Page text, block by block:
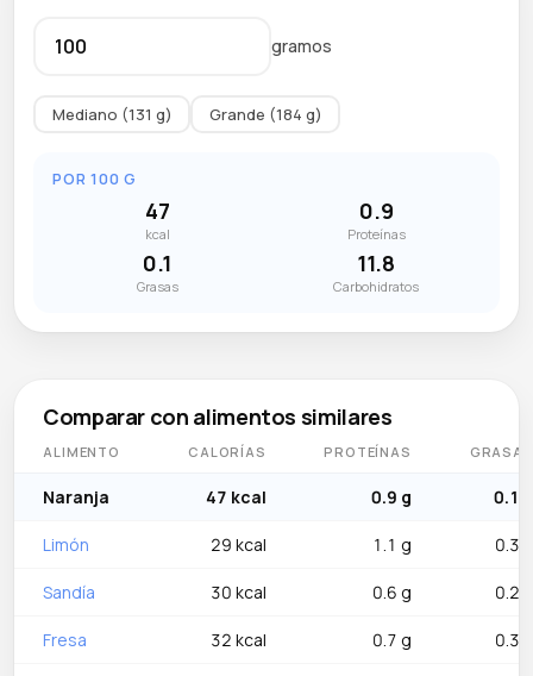
gramos
Mediano (131 g) Grande (184 g)
POR 100 G
47
kcal
0.9
Proteínas
0.1
Grasas
11.8
Carbohidratos
Comparar con alimentos similares
ALIMENTO CALORÍAS PROTEÍNAS GRASAS
Naranja 47 kcal 0.9 g 0.1 g
Limón 29 kcal 1.1 g 0.3 g
Sandía 30 kcal 0.6 g 0.2 g
Fresa 32 kcal 0.7 g 0.3 g